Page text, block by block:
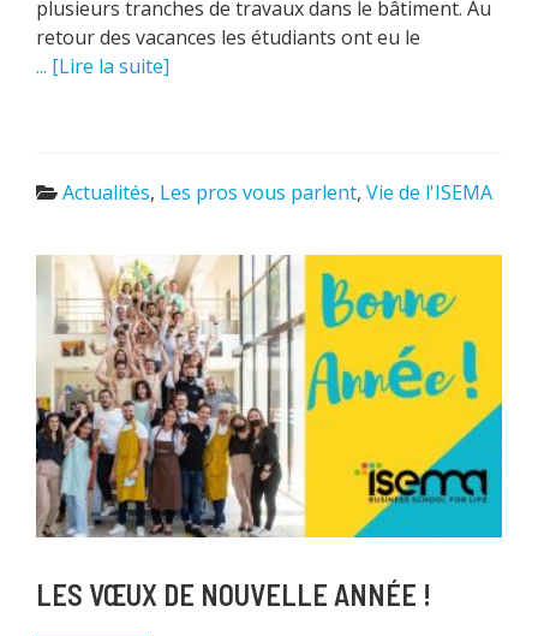
plusieurs tranches de travaux dans le bâtiment. Au
retour des vacances les étudiants ont eu le
... [Lire la suite]
Actualités, Les pros vous parlent, Vie de l'ISEMA
LES VŒUX DE NOUVELLE ANNÉE !